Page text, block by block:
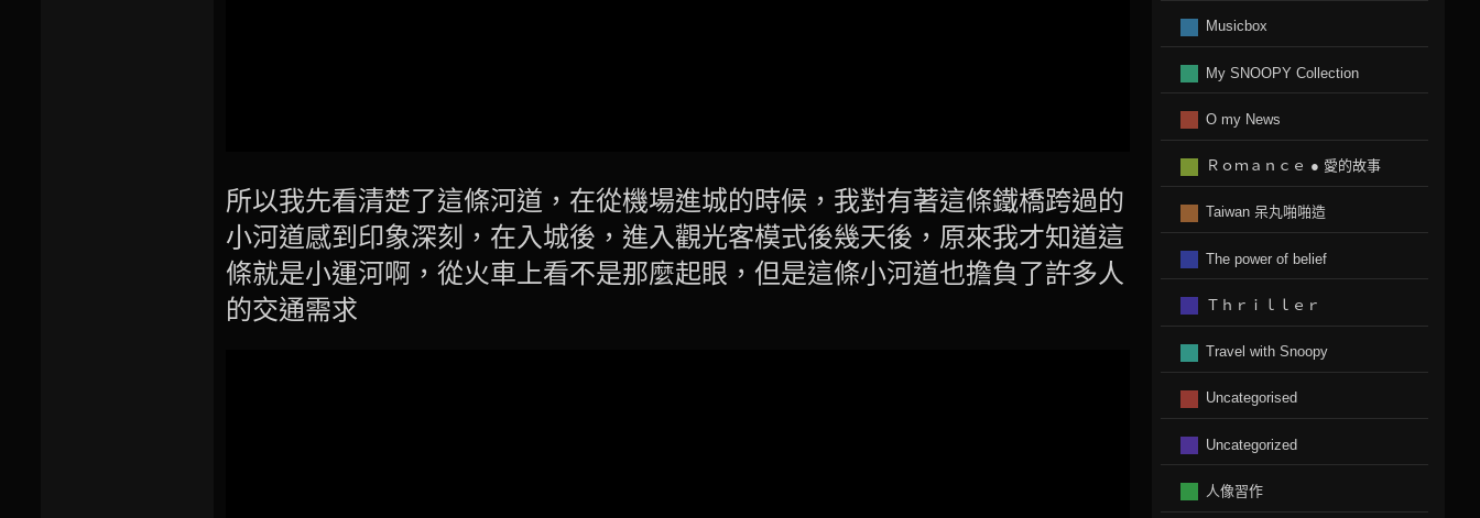
所以我先看清楚了這條河道，在從機場進城的時候，我對有著這條鐵橋跨過的
小河道感到印象深刻，在入城後，進入觀光客模式後幾天後，原來我才知道這
條就是小運河啊，從火車上看不是那麼起眼，但是這條小河道也擔負了許多人
的交通需求
Musicbox
My SNOOPY Collection
O my News
Ｒｏｍａｎｃｅ ● 愛的故事
Taiwan 呆丸啪啪造
The power of belief
Ｔｈｒｉｌｌｅｒ
Travel with Snoopy
Uncategorised
Uncategorized
人像習作